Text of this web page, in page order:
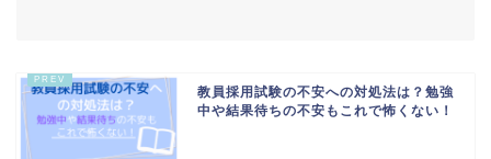
教員採用試験の不安への対処法は？勉強
中や結果待ちの不安もこれで怖くない！